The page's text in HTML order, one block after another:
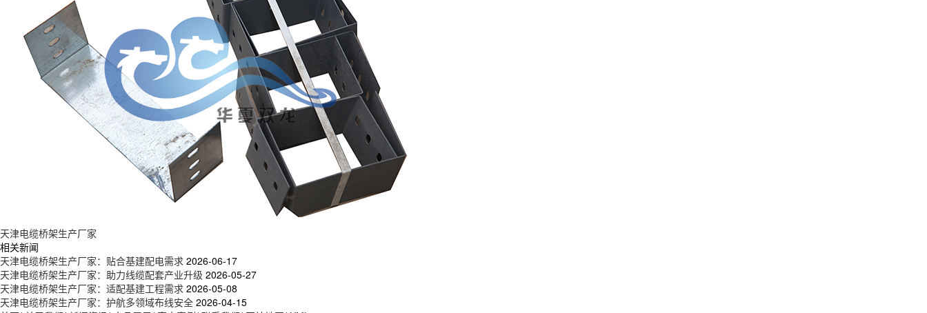
天津电缆桥架生产厂家
相关新闻
天津电缆桥架生产厂家：贴合基建配电需求 2026-06-17
天津电缆桥架生产厂家：助力线缆配套产业升级 2026-05-27
天津电缆桥架生产厂家：适配基建工程需求 2026-05-08
天津电缆桥架生产厂家：护航多领域布线安全 2026-04-15